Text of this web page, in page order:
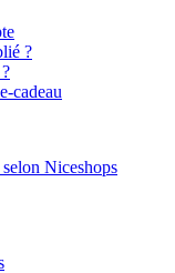
?
cadeau
Niceshops